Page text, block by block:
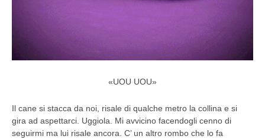
«UOU UOU»
Il cane si stacca da noi, risale di qualche metro la collina e si
gira ad aspettarci. Uggiola. Mi avvicino facendogli cenno di
seguirmi ma lui risale ancora. C’ un altro rombo che lo fa